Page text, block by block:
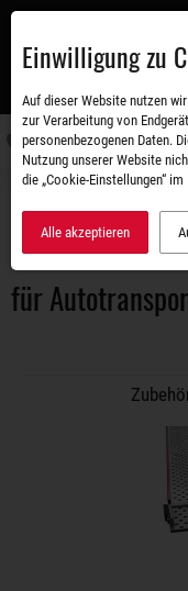
Zum
für Autotransporter
für
Einwilligung zu
Auf dieser Website nutzen
zur Verarbeitung von
personenbezogenen Daten.
Nutzung unserer Website
die „Cookie-Einstellungen“
Alle akzeptieren